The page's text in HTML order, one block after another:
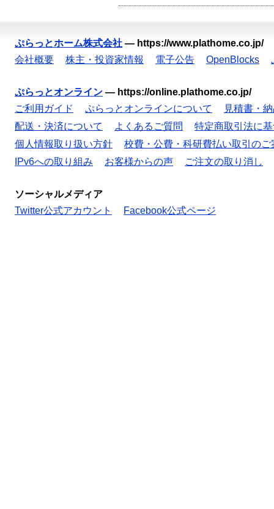
ぷらっとホーム株式会社 — https://www.plathome.co.jp/
会社概要
株主・投資家情報 電子公告 OpenBlocks
ぷらっとオンライン — https://online.plathome.co.jp/
ご利用ガイド
ぷらっとオンラインについて
見積書・
配送・決済について
よくあるご質問
特定商取引法に
個人情報取り扱い方針
校費・公費・科研費払い取引のご
IPv6への取り組み
お客様からの声 ご注文の取り消し
ソーシャルメディア
Twitter公式アカウント
Facebook公式ページ